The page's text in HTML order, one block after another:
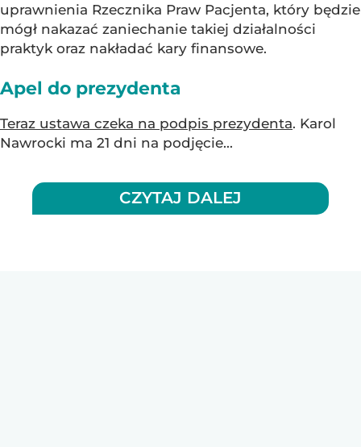
uprawnienia Rzecznika Praw Pacjenta, który będzie
mógł nakazać zaniechanie takiej działalności
praktyk oraz nakładać kary finansowe.
Apel do prezydenta
Teraz ustawa czeka na podpis prezydenta. Karol
Nawrocki ma 21 dni na podjęcie...
CZYTAJ DALEJ